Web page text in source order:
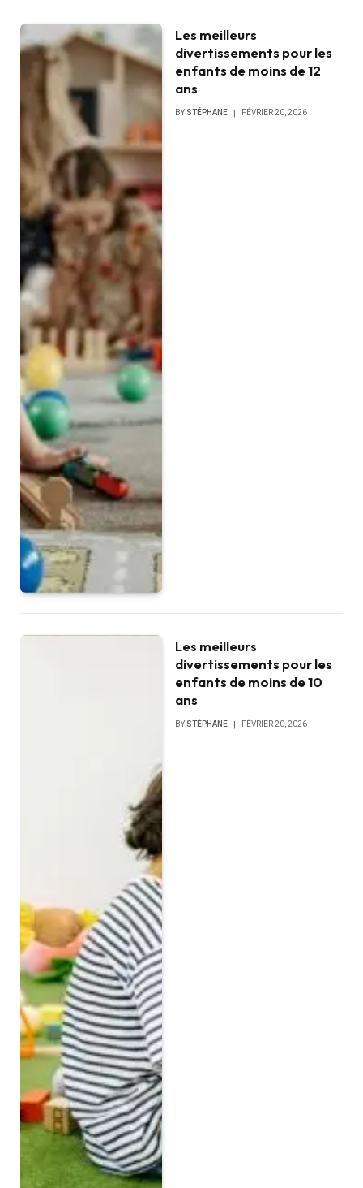
Les meilleurs
divertissements pour les
enfants de moins de 12
ans
BY STÉPHANE FÉVRIER 20, 2026
Les meilleurs
divertissements pour les
enfants de moins de 10
ans
BY STÉPHANE FÉVRIER 20, 2026